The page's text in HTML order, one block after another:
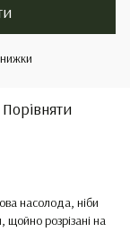
Порівняти
насолода, ніби
щойно розрізані на